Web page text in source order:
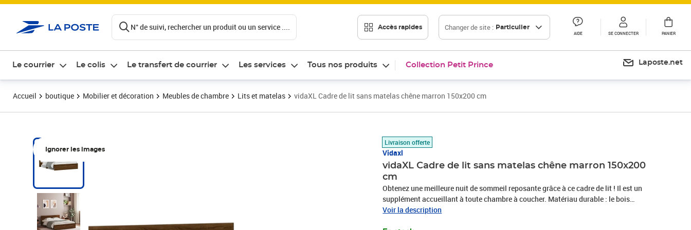
N° de suivi, rechercher un produit ou un service .... Accès rapides Changer de site : Particulier
AIDE SE CONNECTER PANIER
Le courrier Le colis Le transfert de courrier Les services Tous nos produits Collection Petit Prince Laposte.net
Accueil boutique Mobilier et décoration Meubles de chambre Lits et matelas vidaXL Cadre de lit sans matelas chêne marron 150x200 cm
Ignorer les images
Livraison offerte
Vidaxl
vidaXL Cadre de lit sans matelas chêne marron 150x200
cm
Obtenez une meilleure nuit de sommeil reposante grâce à ce cadre de lit ! Il est un
supplément accueillant à toute chambre à coucher. Matériau durable : le bois
d'ingénierie est d'une qualité exceptionnelle avec une surface lisse et présente
Voir la description
Prix 241,89€